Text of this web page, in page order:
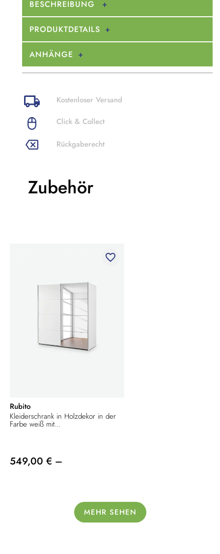
BESCHREIBUNG
PRODUKTDETAILS
ANHÄNGE
Kostenloser Versand
Click & Collect
Rückgaberecht
Zubehör
favorite_border
Rubito
Kleiderschrank in Holzdekor in der
Farbe weiß mit...
549,00 € –
MEHR SEHEN